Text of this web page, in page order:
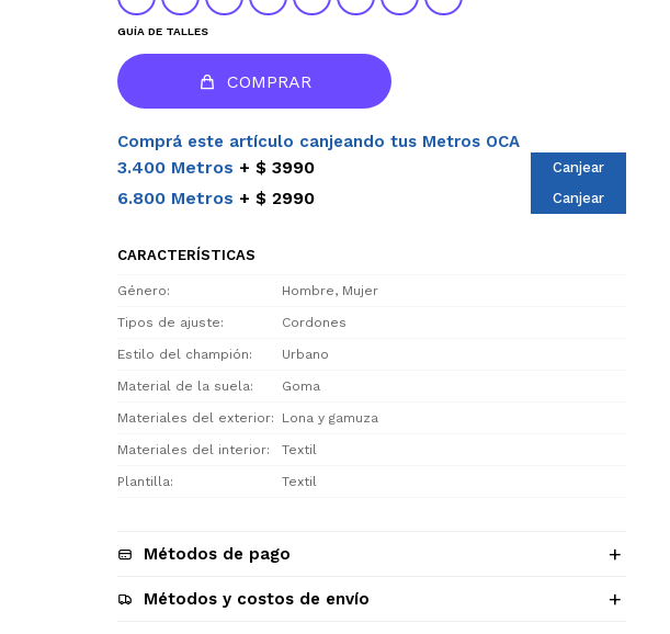
GUÍA DE TALLES
COMPRAR
Comprá este artículo canjeando tus Metros OCA
3.400 Metros $ 3990 Canjear
6.800 Metros $ 2990 Canjear
CARACTERÍSTICAS
Género Hombre, Mujer
Tipos de ajuste Cordones
Estilo del champión Urbano
Material de la suela Goma
Materiales del exterior Lona y gamuza
Materiales del interior Textil
Plantilla Textil
Métodos de pago
Métodos y costos de envío